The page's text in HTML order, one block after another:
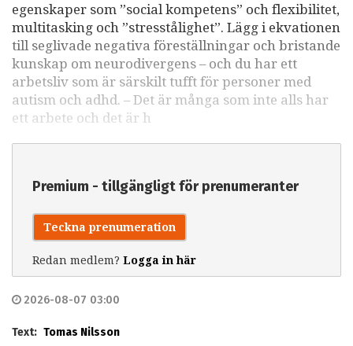
egenskaper som ”social kompetens” och flexibilitet,
multitasking och ”stresstålighet”. Lägg i ekvationen
till seglivade negativa föreställningar och bristande
kunskap om neurodivergens – och du har ett
arbetsliv som är särskilt tufft för personer med
autism och adhd. – Det är många som inte alls har
ett arbete och det är h
Premium - tillgängligt för prenumeranter
Teckna prenumeration
Redan medlem? Logga in här
2026-08-07 03:00
Text: Tomas Nilsson